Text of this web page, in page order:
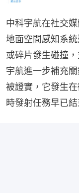
中科宇航在社交
地面空間感知系
或碎片發生碰撞
宇航進一步補充
被證實，它發生
時發射任務早已結